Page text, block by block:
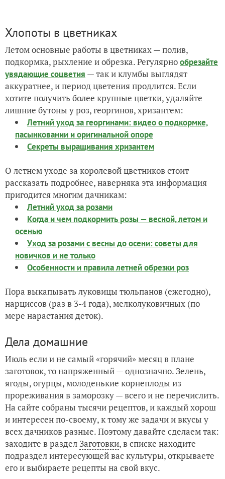
Хлопоты в цветниках
Летом основные работы в цветниках — полив,
подкормка, рыхление и обрезка. Регулярнообрезайте
увядающие соцветия — так и клумбы выглядят
аккуратнее, и период цветения продлится. Если
хотите получить более крупные цветки, удаляйте
лишние бутоны у роз, георгинов, хризантем:
Летний уход за георгинами: видео о подкормке,
пасынковании и оригинальной опоре
Секреты выращивания хризантем
О летнем уходе за королевой цветников стоит
рассказать подробнее, наверняка эта информация
пригодится многим дачникам:
Летний уход за розами
Когда и чем подкормить розы — весной, летом и
осенью
Уход за розами с весны до осени: советы для
новичков и не только
Особенности и правила летней обрезки роз
Пора выкапывать луковицы тюльпанов (ежегодно),
нарциссов (раз в 3-4 года), мелколуковичных (по
мере нарастания деток).
Дела домашние
Июль если и не самый «горячий» месяц в плане
заготовок, то напряженный — однозначно. Зелень,
ягоды, огурцы, молоденькие корнеплоды из
прореживания в заморозку — всего и не перечислить.
На сайте собраны тысячи рецептов, и каждый хорош
и интересен по-своему, к тому же задачи и вкусы у
всех дачников разные. Поэтому давайте сделаем так:
заходите в раздел Заготовки, в списке находите
подраздел интересующей вас культуры, открываете
его и выбираете рецепты на свой вкус.